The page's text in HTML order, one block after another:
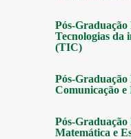
Pós-
Tecnologias da
(TIC)
Pós-Graduação
Comunicação
Pós-
Matemática e